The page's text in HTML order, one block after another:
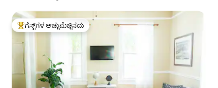
ಗೆಸ್ಟ್‌ಗಳಿಗೆ ಅತಿ ಹೆಚ್ಚು ಅಚ್ಚುಮೆಚ್ಚಿನದು
ಗೆಸ್ಟ್‌ಗಳ ಅಚ್ಚುಮೆಚ್ಚಿನದು